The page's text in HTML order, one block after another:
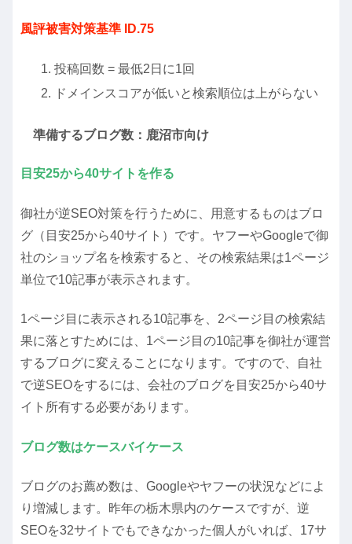
風評被害対策基準 ID.75
投稿回数 = 最低2日に1回
ドメインスコアが低いと検索順位は上がらない
準備するブログ数：鹿沼市向け
目安25から40サイトを作る
御社が逆SEO対策を行うために、用意するものはブロ
グ（目安25から40サイト）です。ヤフーやGoogleで御
社のショップ名を検索すると、その検索結果は1ページ
単位で10記事が表示されます。
1ページ目に表示される10記事を、2ページ目の検索結
果に落とすためには、1ページ目の10記事を御社が運営
するブログに変えることになります。ですので、自社
で逆SEOをするには、会社のブログを目安25から40サ
イト所有する必要があります。
ブログ数はケースバイケース
ブログのお薦め数は、Googleやヤフーの状況などによ
り増減します。昨年の栃木県内のケースですが、逆
SEOを32サイトでもできなかった個人がいれば、17サ